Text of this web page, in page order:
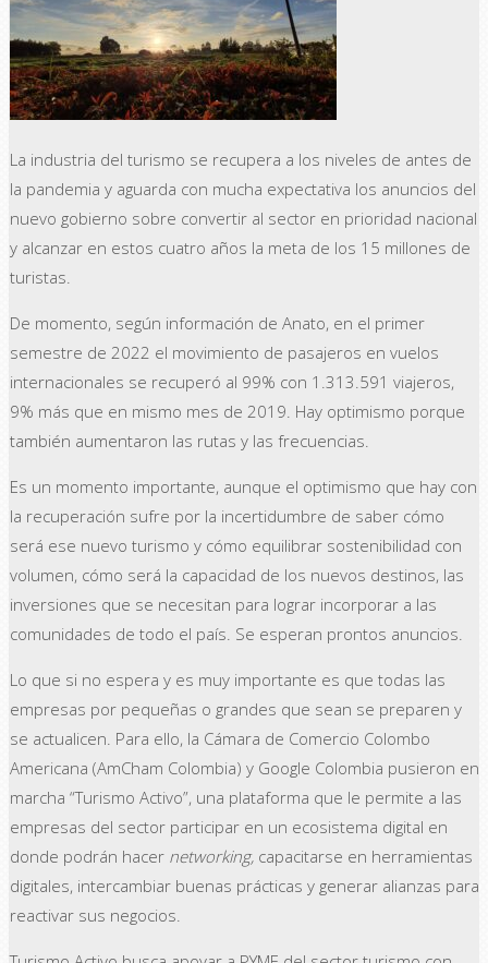
La industria del turismo se recupera a los niveles de antes de
la pandemia y aguarda con mucha expectativa los anuncios del
nuevo gobierno sobre convertir al sector en prioridad nacional
y alcanzar en estos cuatro años la meta de los 15 millones de
turistas.
De momento, según información de Anato, en el primer
semestre de 2022 el movimiento de pasajeros en vuelos
internacionales se recuperó al 99% con 1.313.591 viajeros,
9% más que en mismo mes de 2019. Hay optimismo porque
también aumentaron las rutas y las frecuencias.
Es un momento importante, aunque el optimismo que hay con
la recuperación sufre por la incertidumbre de saber cómo
será ese nuevo turismo y cómo equilibrar sostenibilidad con
volumen, cómo será la capacidad de los nuevos destinos, las
inversiones que se necesitan para lograr incorporar a las
comunidades de todo el país. Se esperan prontos anuncios.
Lo que si no espera y es muy importante es que todas las
empresas por pequeñas o grandes que sean se preparen y
se actualicen. Para ello, la Cámara de Comercio Colombo
Americana (AmCham Colombia) y Google Colombia pusieron en
marcha “Turismo Activo”, una plataforma que le permite a las
empresas del sector participar en un ecosistema digital en
donde podrán hacer networking, capacitarse en herramientas
digitales, intercambiar buenas prácticas y generar alianzas para
reactivar sus negocios.